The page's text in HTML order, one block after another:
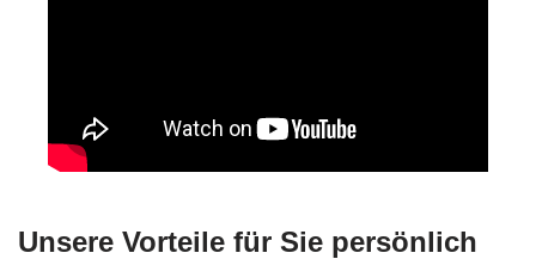
Unsere Vorteile für Sie persönlich